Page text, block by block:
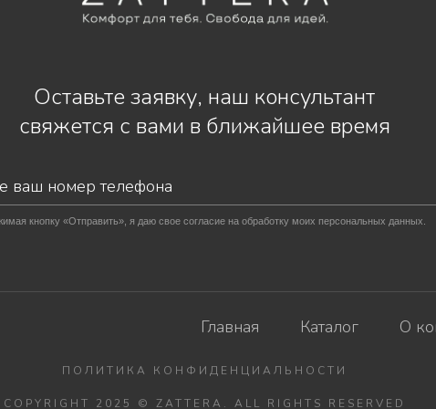
Оставьте заявку, наш консультант
свяжется с вами в ближайшее время
кнопку «Отправить», я даю свое согласие на обработку моих персональных данных.
Главная Каталог О
ПОЛИТИКА КОНФИДЕНЦИАЛЬНОСТИ
COPYRIGHT 2025 © ZATTERA. ALL RIGHTS RESERVED